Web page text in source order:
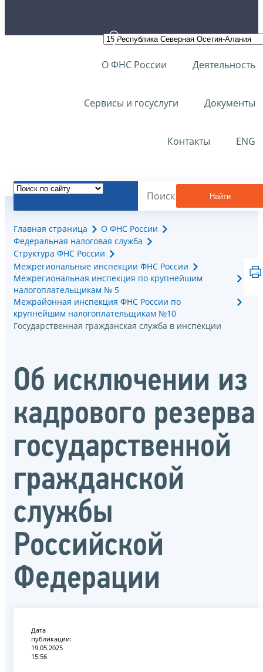
О ФНС России Деятельность
Сервисы и госуслуги Документы
Контакты ENG
Найти
Главная страница
О ФНС России
Федеральная налоговая служба
Структура ФНС России
Межрегиональные инспекции ФНС России
Межрегиональная инспекция по крупнейшим
налогоплательщикам № 5
Межрайонная инспекция ФНС России по
крупнейшим налогоплательщикам №10
Государственная гражданская служба в инспекции
Об исключении из
кадрового резерва
государственной
гражданской
службы
Российской
Федерации
Дата
публикации:
19.05.2025
15:56